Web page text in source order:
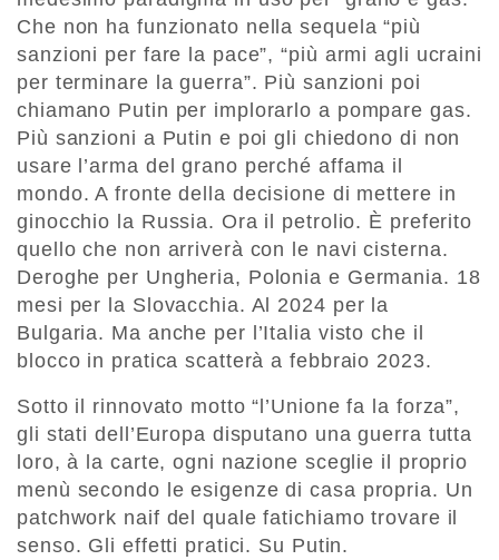
Che non ha funzionato nella sequela “più
sanzioni per fare la pace”, “più armi agli ucraini
per terminare la guerra”. Più sanzioni poi
chiamano Putin per implorarlo a pompare gas.
Più sanzioni a Putin e poi gli chiedono di non
usare l’arma del grano perché affama il
mondo. A fronte della decisione di mettere in
ginocchio la Russia. Ora il petrolio. È preferito
quello che non arriverà con le navi cisterna.
Deroghe per Ungheria, Polonia e Germania. 18
mesi per la Slovacchia. Al 2024 per la
Bulgaria. Ma anche per l’Italia visto che il
blocco in pratica scatterà a febbraio 2023.
Sotto il rinnovato motto “l’Unione fa la forza”,
gli stati dell’Europa disputano una guerra tutta
loro, à la carte, ogni nazione sceglie il proprio
menù secondo le esigenze di casa propria. Un
patchwork naif del quale fatichiamo trovare il
senso. Gli effetti pratici. Su Putin.